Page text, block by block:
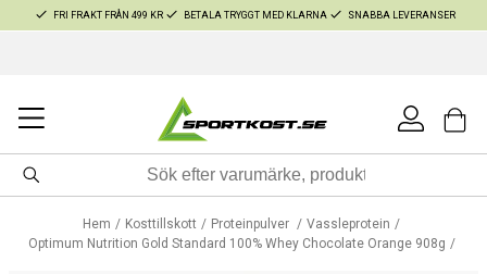
FRI FRAKT FRÅN 499 KR BETALA TRYGGT MED KLARNA SNABBA LEVERANSER
Hem Kosttillskott Proteinpulver
Vassleprotein
Optimum Nutrition Gold Standard 100% Whey Chocolate Orange 908g